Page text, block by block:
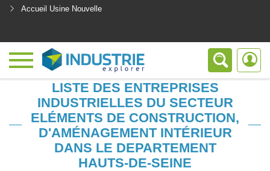
Accueil Usine Nouvelle
LISTE DES ENTREPRISES
INDUSTRIELLES DU SECTEUR
ELÉMENTS DE CONSTRUCTION,
D'AMÉNAGEMENT INTÉRIEUR
DANS LE DEPARTEMENT
HAUTS-DE-SEINE